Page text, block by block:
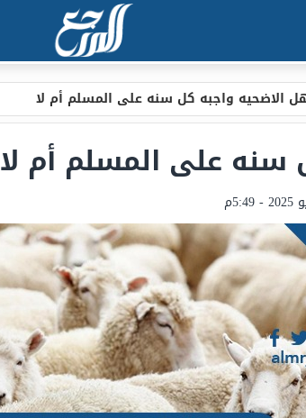
الاضحيه واجبه كل سنه على المسلم أم لا
سنه على المسلم أم لا